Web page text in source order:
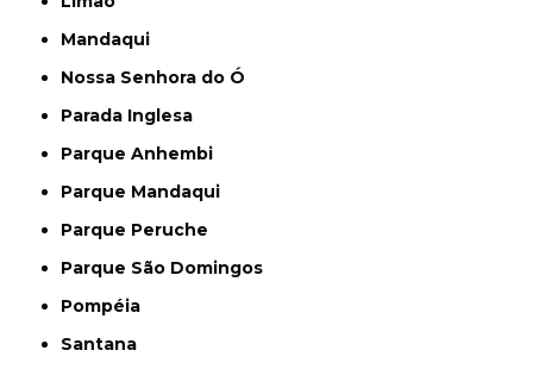
Mandaqui
Nossa Senhora do Ó
Parada Inglesa
Parque Anhembi
Parque Mandaqui
Parque Peruche
Parque São Domingos
Pompéia
Santana